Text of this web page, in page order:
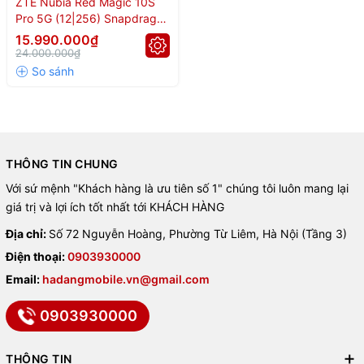
phản hồi tức thì.
📸 Camera 50 MP OIS đa năng
🔋 Pin trâu – Sạc nhanh 80 W
Dung lượng pin lớn7050 mAh, sử dụng pin Si/C tiên tiến, giúp
bạn chiến game suốt ngày. Sạc nhanh 80 W giúp nạp đầy pin
📶 Kết nối hàng đầu
Hỗ trợ5G , Wi‑Fi + Wi‑Fi 7, Bluetooth 5.4, NFC, jack 3.5mm và
Pro 5G (12|256) Snapdragon
8 Elite
15.990.000₫
24.000.000₫
THÔNG TIN CHUNG
Với sứ mệnh "Khách hàng là ưu tiên số 1" chúng tôi luôn mang lại
giá trị và lợi ích tốt nhất tới KHÁCH HÀNG
Địa chỉ: Số 72 Nguyễn Hoàng, Phường Từ Liêm, Hà Nội (Tầng 3)
Điện thoại:0903930000
Email: hadangmobile.vn@gmail.com
0903930000
THÔNG TIN